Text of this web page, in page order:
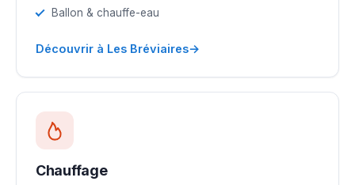
Ballon & chauffe-eau
Découvrir à Les Bréviaires→
Chauffage